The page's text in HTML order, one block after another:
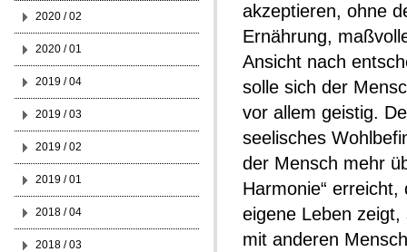
akzeptieren, ohne
Ernährung,
Ansicht nach
solle sich der
vor allem geistig.
seelisches
der Mensch mehr
Harmonie“
eigene Leben
mit anderen
2020 / 02
2020 / 01
2019 / 04
2019 / 03
2019 / 02
2019 / 01
2018 / 04
2018 / 03